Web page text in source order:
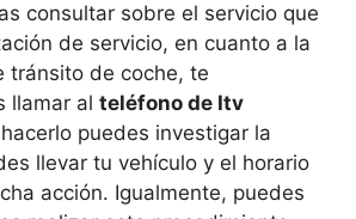
consultar sobre el servicio que
de servicio, en cuanto a la
tránsito de coche, te
llamar al teléfono de Itv
puedes investigar la
llevar tu vehículo y el horario
acción. Igualmente, puedes